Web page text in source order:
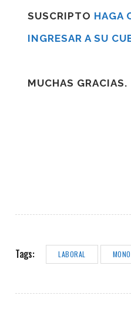
SUSCRIPTO HAGA
INGRESAR A SU
MUCHAS GRACIAS.
Tags: LABORAL